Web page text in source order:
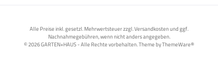
Alle Preise inkl. gesetzl. Mehrwertsteuer zzgl. Versandkosten und ggf.
Nachnahmegebühren, wenn nicht anders angegeben.
© 2026 GARTEN+HAUS - Alle Rechte vorbehalten. Theme byThemeWare®